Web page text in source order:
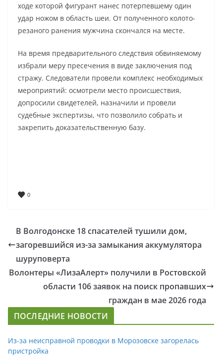
ходе которой фигурант нанес потерпевшему один
удар ножом в область шеи. От полученного колото-
резаного ранения мужчина скончался на месте.
На время предварительного следствия обвиняемому
избрали меру пресечения в виде заключения под
стражу. Следователи провели комплекс необходимых
мероприятий: осмотрели место происшествия,
допросили свидетелей, назначили и провели
судебные экспертизы, что позволило собрать и
закрепить доказательственную базу.
0
В Волгодонске 18 спасателей тушили дом,
загоревшийся из-за замыкания аккумулятора
шуруповерта
Волонтеры «ЛизаАлерт» получили в Ростовской
области 106 заявок на поиск пропавших
граждан в мае 2026 года
ПОСЛЕДНИЕ НОВОСТИ
Из-за неисправной проводки в Морозовске загорелась
пристройка